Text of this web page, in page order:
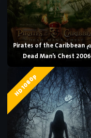
فيلم Pirates of the Caribbean
Dead Man’s Chest 2006
HD 1080p